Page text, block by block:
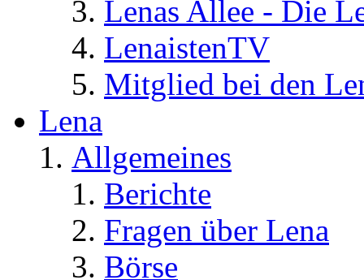
Lenas Allee - Die
LenaistenTV
Mitglied bei den
Lena
Allgemeines
Berichte
Fragen über Lena
Börse